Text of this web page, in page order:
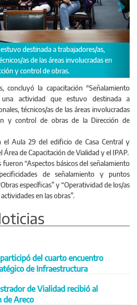
destinada a trabajadores/as,
as de las áreas involucradas en
y control de obras.
concluyó la capacitación "Señalamiento
actividad que estuvo destinada a
técnicos/as de las áreas involucradas
y control de obras de la Dirección de
el Aula 29 del edificio de Casa Central y
de Capacitación de Vialidad y el IPAP.
“Aspectos básicos del señalamiento
de señalamiento y puntos
específicas” y “Operatividad de los/as
en las obras”.
del cuarto encuentro
de Infraestructura
de Vialidad recibió al
de Areco